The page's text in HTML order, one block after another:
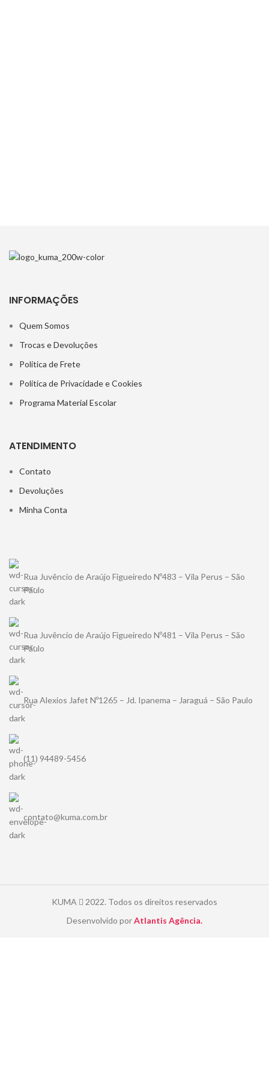
INFORMAÇÕES
Quem Somos
Trocas e Devoluções
Política de Frete
Política de Privacidade e Cookies
Programa Material Escolar
ATENDIMENTO
Contato
Devoluções
Minha Conta
Rua Juvêncio de Araújo Figueiredo Nº483 – Vila Perus – São
Paulo
Rua Juvêncio de Araújo Figueiredo Nº481 – Vila Perus – São
Paulo
Rua Alexios Jafet Nº1265 – Jd. Ipanema – Jaraguá – São Paulo
(11) 94489-5456
contato@kuma.com.br
KUMA
2022. Todos os direitos reservados
Desenvolvido porAtlantis Agência.